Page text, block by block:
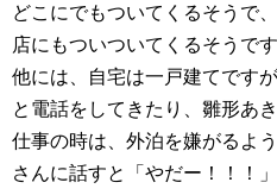
どこにでもついてくるそうで
店にもついついてくるそうです
他には、自宅は一戸建てです
と電話をしてきたり、雛形あ
仕事の時は、外泊を嫌がるよ
さんに話すと「やだー！！！